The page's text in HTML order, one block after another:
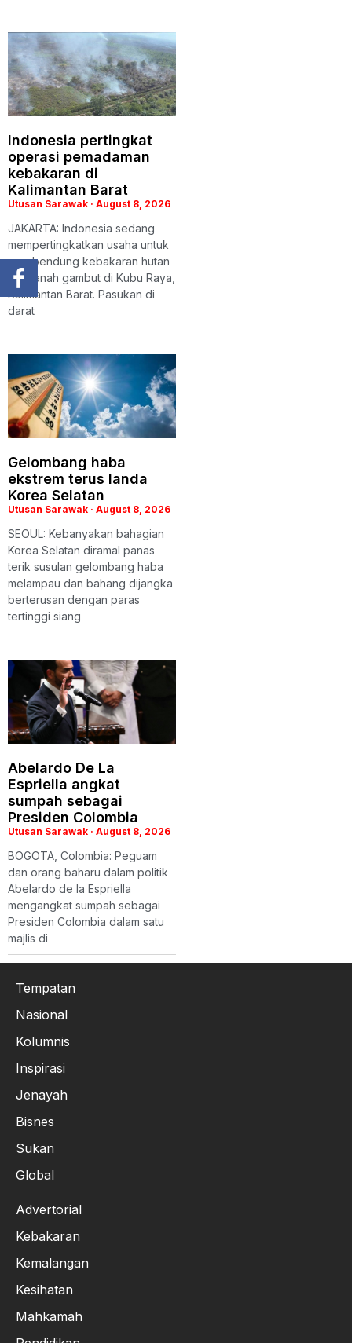
Indonesia pertingkat
operasi pemadaman
kebakaran di
Kalimantan Barat
Utusan Sarawak August 8, 2026
JAKARTA: Indonesia sedang
mempertingkatkan usaha untuk
membendung kebakaran hutan
dan tanah gambut di Kubu Raya,
Kalimantan Barat. Pasukan di
darat
Gelombang haba
ekstrem terus landa
Korea Selatan
Utusan Sarawak August 8, 2026
SEOUL: Kebanyakan bahagian
Korea Selatan diramal panas
terik susulan gelombang haba
melampau dan bahang dijangka
berterusan dengan paras
tertinggi siang
Abelardo De La
Espriella angkat
sumpah sebagai
Presiden Colombia
Utusan Sarawak August 8, 2026
BOGOTA, Colombia: Peguam
dan orang baharu dalam politik
Abelardo de la Espriella
mengangkat sumpah sebagai
Presiden Colombia dalam satu
majlis di
Tempatan
Nasional
Kolumnis
Inspirasi
Jenayah
Bisnes
Sukan
Global
Advertorial
Kebakaran
Kemalangan
Kesihatan
Mahkamah